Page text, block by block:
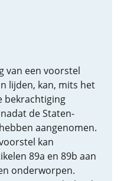
van een voorstel
lijden, kan, mits het
bekrachtiging
de Staten-
aangenomen.
kan
89a en 89b aan
onderworpen.